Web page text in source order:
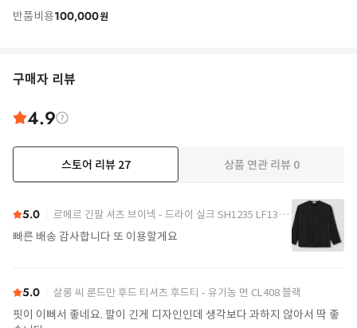
83% nylon, 17% thermoplastic
Weather resistant
Magnetic roll-top
Holds 3.5 litres of chalk
Color: black - 002291
Made in Vietnam
반품비용100,000원
구매자 리뷰
4.9
스토어 리뷰 27 상품 연관 리뷰 0
5.0 르메르 긴팔 셔츠 브이넥 - 드라이 실크 SH1235 LF1308 블랙
빠른 배송 감사합니다 또 이용할게요
5.0 살롱 씨 룬드만 후드 티셔츠 후드티 - 유기농 면 CL408 블랙
핏이 이뻐서 좋네요. 팔이 긴게 디자인인데 생각보다 과하지 않아서 딱 좋